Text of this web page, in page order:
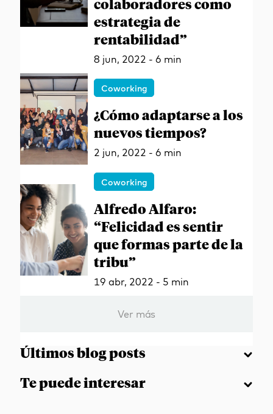
colaboradores como
estrategia de
rentabilidad”
8 jun, 2022 - 6 min
Coworking
¿Cómo adaptarse a los
nuevos tiempos?
2 jun, 2022 - 6 min
Coworking
Alfredo Alfaro:
“Felicidad es sentir
que formas parte de la
tribu”
19 abr, 2022 - 5 min
Ver más
Últimos blog posts
Te puede interesar